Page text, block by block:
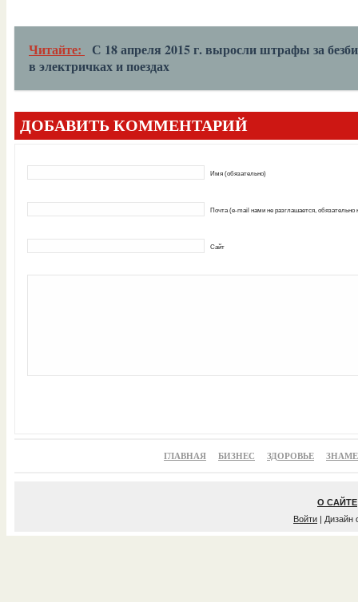
Читайте:
С 18 апреля 2015 г. выросли штрафы за
в электричках и поездах
ДОБАВИТЬ КОММЕНТАРИЙ
Имя (обязательно)
Почта (e-mail нами не разглашается, обязательно
Сайт
ГЛАВНАЯ БИЗНЕС ЗДОРОВЬЕ
О САЙТЕ
Войти | Дизайн